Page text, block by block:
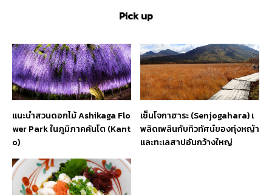
Pick up
แนะนำสวนดอกไม้ Ashikaga Flo
wer Park ในภูมิภาคคันโต (Kant
o)
เซ็นโจกาฮาระ (Senjogahara) เ
พลิดเพลินกับทิวทัศน์ของทุ่งหญ้า
และทะเลสาปอันกว้างใหญ่